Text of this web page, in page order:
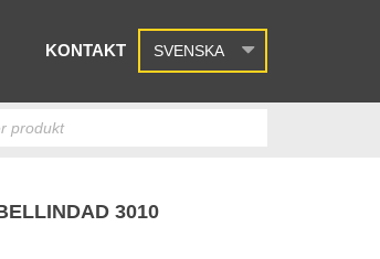
KONTAKT SVENSKA
3010